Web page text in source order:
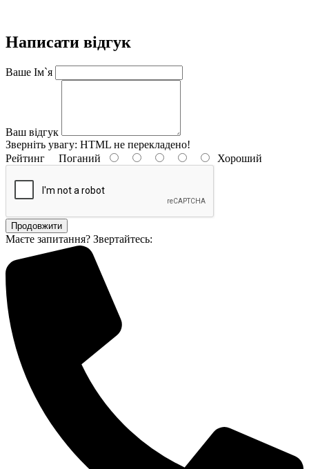
Написати відгук
Ваше Ім`я
Ваш відгук
Зверніть увагу: HTML не перекладено!
Рейтинг Поганий Хороший
Продовжити
Маєте запитання? Звертайтесь: